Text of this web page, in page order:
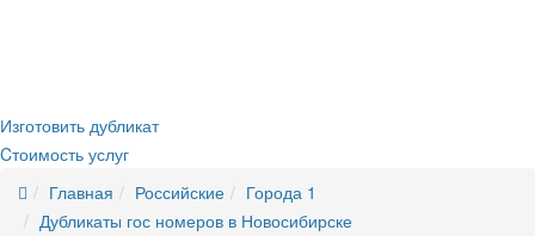
Изготовить дубликат
Cтоимость услуг
Главная
Российские
Города 1
Дубликаты гос номеров в Новосибирске